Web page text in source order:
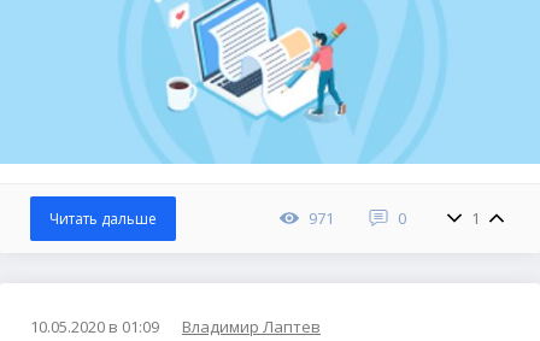
971 0 1
Читать дальше
10.05.2020 в 01:09 Владимир Лаптев